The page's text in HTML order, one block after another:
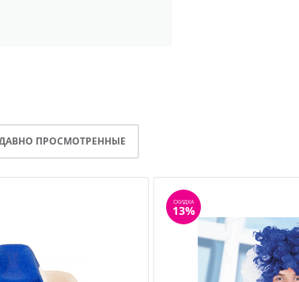
ПРОСМОТРЕННЫЕ
СКИДКА
13%